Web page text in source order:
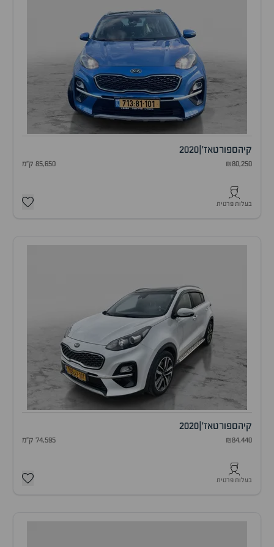
קיהספורטאז' 2020
₪80,250 85,650 ק"מ
בעלות פרטית
קיהספורטאז' 2020
₪84,440 74,595 ק"מ
בעלות פרטית